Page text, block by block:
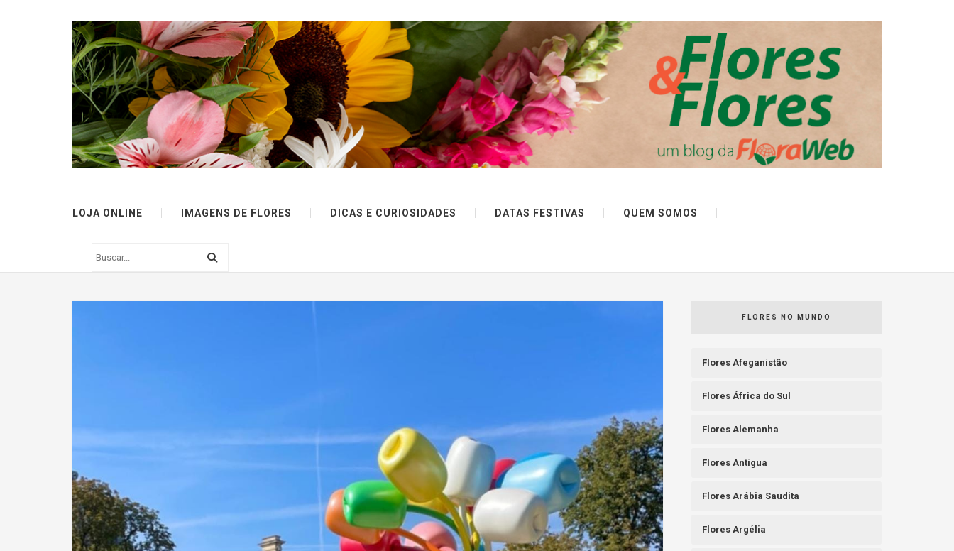
LOJA ONLINE IMAGENS DE FLORES DICAS E CURIOSIDADES DATAS FESTIVAS QUEM SOMOS
FLORES NO MUNDO
Flores Afeganistão
Flores África do Sul
Flores Alemanha
Flores Antígua
Flores Arábia Saudita
Flores Argélia